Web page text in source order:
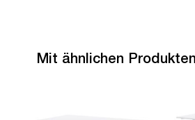
Mit ähnlichen